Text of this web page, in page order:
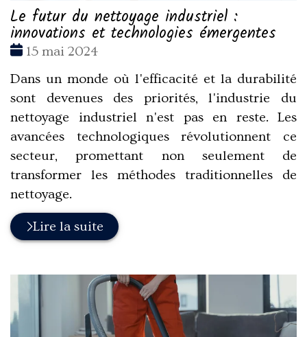
Le futur du nettoyage industriel :
innovations et technologies émergentes
Date
15 mai 2024
Dans un monde où l'efficacité et la durabilité
sont devenues des priorités, l'industrie du
nettoyage industriel n'est pas en reste. Les
avancées technologiques révolutionnent ce
secteur, promettant non seulement de
transformer les méthodes traditionnelles de
nettoyage.
Lire la suite